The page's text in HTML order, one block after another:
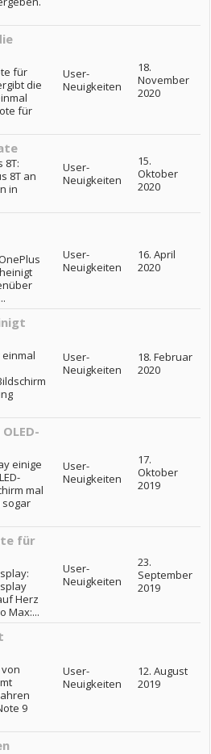
für
die
für
User-
Neuigkeiten
18.
November
2020
8T:
8T an
in
User-
Neuigkeiten
15.
Oktober
2020
User-
Neuigkeiten
16. April
2020
User-
Neuigkeiten
18. Februar
2020
einige
mal
sogar
User-
Neuigkeiten
17.
Oktober
2019
für
Herz
Max:...
User-
Neuigkeiten
23.
September
2019
9
User-
Neuigkeiten
12. August
2019